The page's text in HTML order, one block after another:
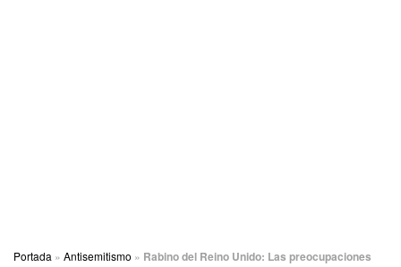
Portada » Antisemitismo » Rabino del Reino Unido: Las preocupaciones